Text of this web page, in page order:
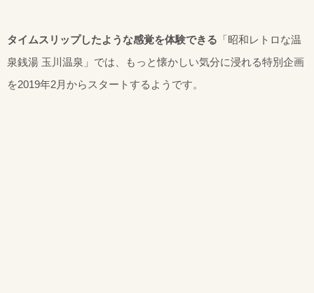
タイムスリップしたような感覚を体験できる 「昭和レトロな温
泉銭湯 玉川温泉」では、もっと懐かしい気分に浸れる特別企画
を2019年2月からスタートするようです。